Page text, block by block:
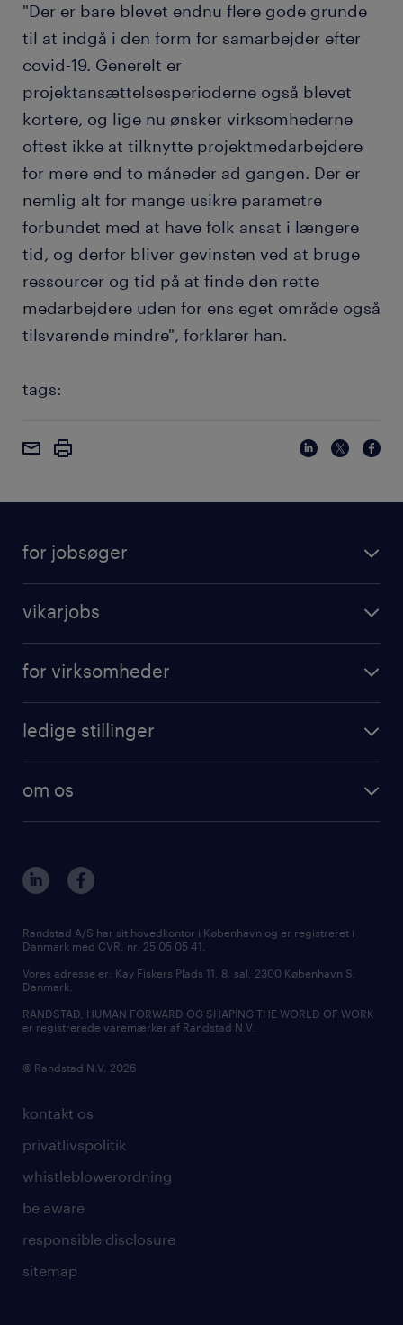
"Der er bare blevet endnu flere gode grunde
til at indgå i den form for samarbejder efter
covid-19. Generelt er
projektansættelsesperioderne også blevet
kortere, og lige nu ønsker virksomhederne
oftest ikke at tilknytte projektmedarbejdere
for mere end to måneder ad gangen. Der er
nemlig alt for mange usikre parametre
forbundet med at have folk ansat i længere
tid, og derfor bliver gevinsten ved at bruge
ressourcer og tid på at finde den rette
medarbejdere uden for ens eget område også
tilsvarende mindre", forklarer han.
tags:
for jobsøger
vikarjobs
for virksomheder
ledige stillinger
om os
kontakt os
privatlivspolitik
whistleblowerordning
be aware
responsible disclosure
sitemap
Randstad A/S har sit hovedkontor i København og er registreret i
Danmark med CVR. nr. 25 05 05 41.
Vores adresse er: Kay Fiskers Plads 11, 8. sal, 2300 København S,
Danmark.
RANDSTAD, HUMAN FORWARD OG SHAPING THE WORLD OF WORK
er registrerede varemærker af Randstad N.V.
© Randstad N.V. 2026